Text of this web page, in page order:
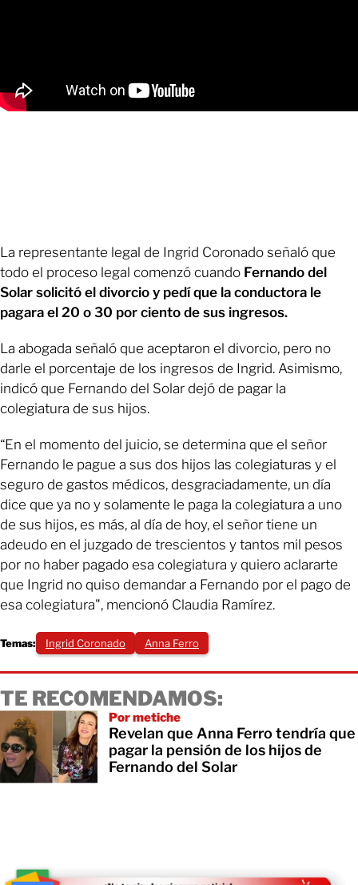
La representante legal de Ingrid Coronado señaló que
todo el proceso legal comenzó cuando Fernando del
Solar solicitó el divorcio y pedí que la conductora le
pagara el 20 o 30 por ciento de sus ingresos.
La abogada señaló que aceptaron el divorcio, pero no
darle el porcentaje de los ingresos de Ingrid. Asimismo,
indicó que Fernando del Solar dejó de pagar la
colegiatura de sus hijos.
“En el momento del juicio, se determina que el señor
Fernando le pague a sus dos hijos las colegiaturas y el
seguro de gastos médicos, desgraciadamente, un día
dice que ya no y solamente le paga la colegiatura a uno
de sus hijos, es más, al día de hoy, el señor tiene un
adeudo en el juzgado de trescientos y tantos mil pesos
por no haber pagado esa colegiatura y quiero aclararte
que Ingrid no quiso demandar a Fernando por el pago de
esa colegiatura", mencionó Claudia Ramírez.
Temas: Ingrid Coronado Anna Ferro
TE RECOMENDAMOS:
Por metiche
Revelan que Anna Ferro tendría que
pagar la pensión de los hijos de
Fernando del Solar